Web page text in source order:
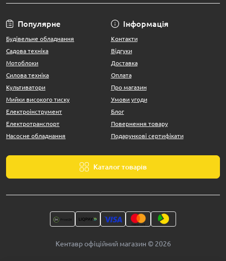
Популярне
Будівельне обладнання
Садова техніка
Мотоблоки
Силова техніка
Культиватори
Мийки високого тиску
Електроінструмент
Електротранспорт
Насосне обладнання
Інформація
Контакти
Відгуки
Доставка
Оплата
Про магазин
Умови угоди
Блог
Повернення товару
Подарункові сертифікати
Каталог товарів
Кентавр офіційний магазин © 2026